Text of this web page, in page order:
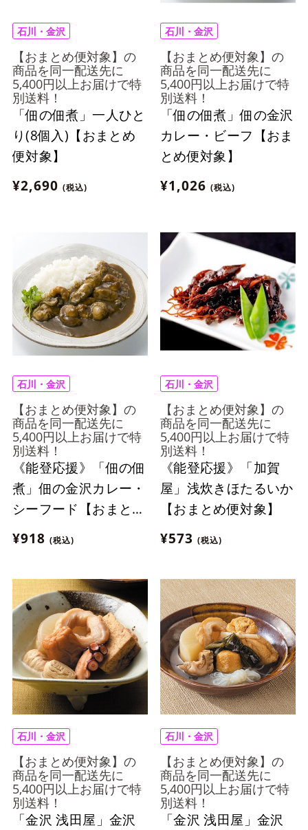
石川・金沢
【おまとめ便対象】の
商品を同一配送先に
5,400円以上お届けで特
別送料！
「佃の佃煮」一人ひと
り(8個入)【おまとめ
便対象】
¥2,690 (税込)
石川・金沢
【おまとめ便対象】の
商品を同一配送先に
5,400円以上お届けで特
別送料！
「佃の佃煮」佃の金沢
カレー・ビーフ【おま
とめ便対象】
¥1,026 (税込)
石川・金沢
【おまとめ便対象】の
商品を同一配送先に
5,400円以上お届けで特
別送料！
《能登応援》「佃の佃
煮」佃の金沢カレー・
シーフード【おまとめ
便対象】
¥918 (税込)
石川・金沢
【おまとめ便対象】の
商品を同一配送先に
5,400円以上お届けで特
別送料！
《能登応援》「加賀
屋」浅炊きほたるいか
【おまとめ便対象】
¥573 (税込)
石川・金沢
【おまとめ便対象】の
商品を同一配送先に
5,400円以上お届けで特
別送料！
「金沢 浅田屋」金沢
石川・金沢
【おまとめ便対象】の
商品を同一配送先に
5,400円以上お届けで特
別送料！
「金沢 浅田屋」金沢